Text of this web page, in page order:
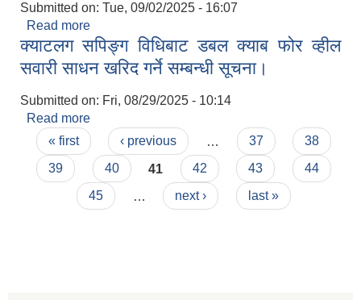
Submitted on: Tue, 09/02/2025 - 16:07
Read more
सम्बन्धमा
क्याटलग सपिङ्ग विधिबाट डबल क्याब फोर व्हील
सवारी साधन खरिद गर्ने सम्बन्धी सूचना।
Submitted on: Fri, 08/29/2025 - 10:14
Read more
सवारी साधन खरिद गर्ने सम्बन्धी सूचना।
Pages
« first ‹ previous 37
38
39
40 41 42 43
44
45
next › last »